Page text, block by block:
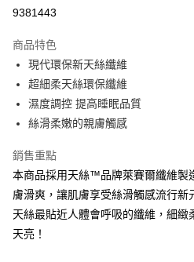
合作金庫商業銀行
華南商業銀行
上海商業儲蓄銀行
國泰世華商業銀行
臺灣中小企業銀行
聯邦商業銀行
元大商業銀行
台新國際商業銀行
台灣樂天信用卡公司
LINE Pay
Apple Pay
街口支付
Google Pay
全盈+PAY
大哥付你分期
9381443
商品特色
現代環保新天絲纖維
超細柔天絲環保纖維
濕度調控 提高睡眠品質
絲滑柔嫩的親膚觸感
銷售重點
本商品採用天絲™品牌萊賽爾纖維製
膚滑爽，讓肌膚享受絲滑觸感流行新
天絲最貼近人體會呼吸的纖維，細緻
天亮！